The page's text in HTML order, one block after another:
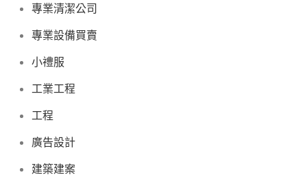
專業清潔公司
專業設備買賣
小禮服
工業工程
工程
廣告設計
建築建案